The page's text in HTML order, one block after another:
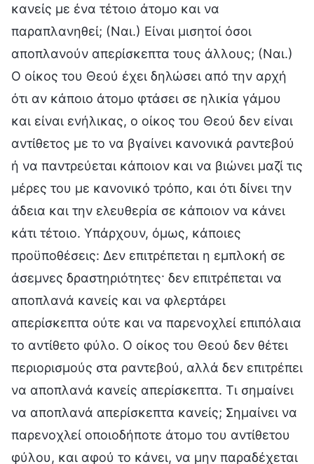
κανείς με ένα τέτοιο άτομο και να
παραπλανηθεί; (Ναι.) Είναι μισητοί όσοι
αποπλανούν απερίσκεπτα τους άλλους; (Ναι.)
Ο οίκος του Θεού έχει δηλώσει από την αρχή
ότι αν κάποιο άτομο φτάσει σε ηλικία γάμου
και είναι ενήλικας, ο οίκος του Θεού δεν είναι
αντίθετος με το να βγαίνει κανονικά ραντεβού
ή να παντρεύεται κάποιον και να βιώνει μαζί τις
μέρες του με κανονικό τρόπο, και ότι δίνει την
άδεια και την ελευθερία σε κάποιον να κάνει
κάτι τέτοιο. Υπάρχουν, όμως, κάποιες
προϋποθέσεις: Δεν επιτρέπεται η εμπλοκή σε
άσεμνες δραστηριότητες· δεν επιτρέπεται να
αποπλανά κανείς και να φλερτάρει
απερίσκεπτα ούτε και να παρενοχλεί επιπόλαια
το αντίθετο φύλο. Ο οίκος του Θεού δεν θέτει
περιορισμούς στα ραντεβού, αλλά δεν επιτρέπει
να αποπλανά κανείς απερίσκεπτα. Τι σημαίνει
να αποπλανά απερίσκεπτα κανείς; Σημαίνει να
παρενοχλεί οποιοδήποτε άτομο του αντίθετου
φύλου, και αφού το κάνει, να μην παραδέχεται